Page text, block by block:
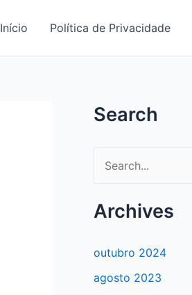
Início Política de Privacidade
Search
e
s
u
Archives
outubro 2024
agosto 2023